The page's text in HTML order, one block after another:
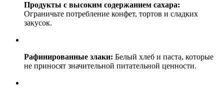
Продукты с высоким содержанием сахара:
Ограничьте потребление конфет, тортов и сладких
закусок.
Рафинированные злаки: Белый хлеб и паста, которые
не приносят значительной питательной ценности.